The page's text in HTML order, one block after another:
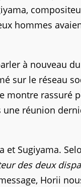
hommes
à nouveau
sur le réseau
montre rassuré
réunion
et Sugiyama.
des deux
Horii